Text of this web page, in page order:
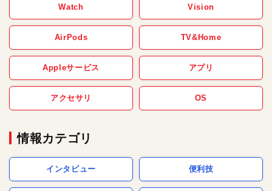
Watch Vision
AirPods TV&Home
Appleサービス アプリ
アクセサリ OS
情報カテゴリ
インタビュー 便利技